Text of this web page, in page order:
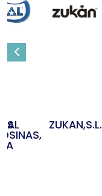
ZUKAN,S.L.